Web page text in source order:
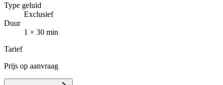
Type geluid
Exclusief
Duur
1 × 30 min
Tarief
Prijs op aanvraag